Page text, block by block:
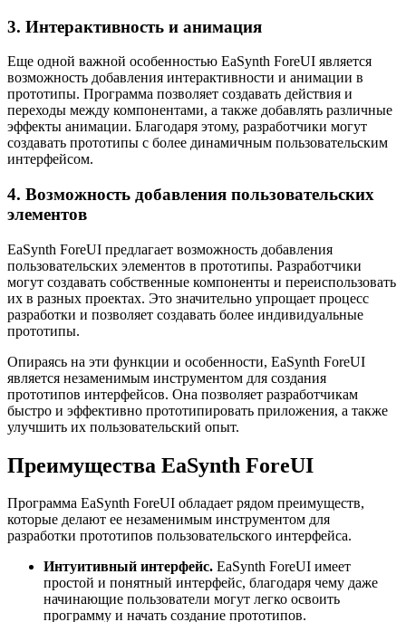
3. Интерактивность и анимация
Еще одной важной особенностью EaSynth ForeUI является
возможность добавления интерактивности и анимации в
прототипы. Программа позволяет создавать действия и
переходы между компонентами, а также добавлять различные
эффекты анимации. Благодаря этому, разработчики могут
создавать прототипы с более динамичным пользовательским
интерфейсом.
4. Возможность добавления пользовательских
элементов
EaSynth ForeUI предлагает возможность добавления
пользовательских элементов в прототипы. Разработчики
могут создавать собственные компоненты и переиспользовать
их в разных проектах. Это значительно упрощает процесс
разработки и позволяет создавать более индивидуальные
прототипы.
Опираясь на эти функции и особенности, EaSynth ForeUI
является незаменимым инструментом для создания
прототипов интерфейсов. Она позволяет разработчикам
быстро и эффективно прототипировать приложения, а также
улучшить их пользовательский опыт.
Преимущества EaSynth ForeUI
Программа EaSynth ForeUI обладает рядом преимуществ,
которые делают ее незаменимым инструментом для
разработки прототипов пользовательского интерфейса.
Интуитивный интерфейс. EaSynth ForeUI имеет
простой и понятный интерфейс, благодаря чему даже
начинающие пользователи могут легко освоить
программу и начать создание прототипов.